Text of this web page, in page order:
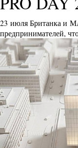
23 июля Британка и
предпринимателей,